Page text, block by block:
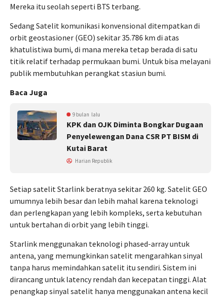
Mereka itu seolah seperti BTS terbang.
Sedang Satelit komunikasi konvensional ditempatkan di
orbit geostasioner (GEO) sekitar 35.786 km di atas
khatulistiwa bumi, di mana mereka tetap berada di satu
titik relatif terhadap permukaan bumi. Untuk bisa melayani
publik membutuhkan perangkat stasiun bumi.
Baca Juga
9 bulan lalu
KPK dan OJK Diminta Bongkar Dugaan
Penyelewengan Dana CSR PT BISM di
Kutai Barat
Harian Republik
Setiap satelit Starlink beratnya sekitar 260 kg. Satelit GEO
umumnya lebih besar dan lebih mahal karena teknologi
dan perlengkapan yang lebih kompleks, serta kebutuhan
untuk bertahan di orbit yang lebih tinggi.
Starlink menggunakan teknologi phased-array untuk
antena, yang memungkinkan satelit mengarahkan sinyal
tanpa harus memindahkan satelit itu sendiri. Sistem ini
dirancang untuk latency rendah dan kecepatan tinggi. Alat
penangkap sinyal satelit hanya menggunakan antena kecil